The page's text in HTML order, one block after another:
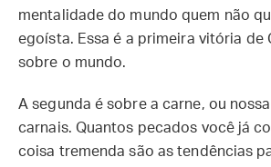
mentalidade do mundo quem não
egoísta. Essa é a primeira vitória de
sobre o mundo.
A segunda é sobre a carne, ou
carnais. Quantos pecados você já
coisa tremenda são as tendências